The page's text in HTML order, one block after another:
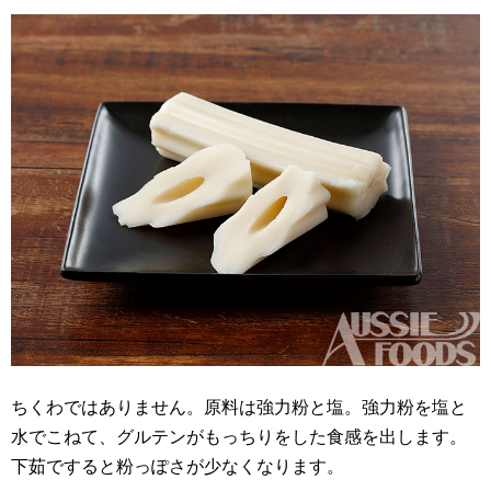
ちくわではありません。原料は強力粉と塩。強力粉を塩と
水でこねて、グルテンがもっちりをした食感を出します。
下茹ですると粉っぽさが少なくなります。